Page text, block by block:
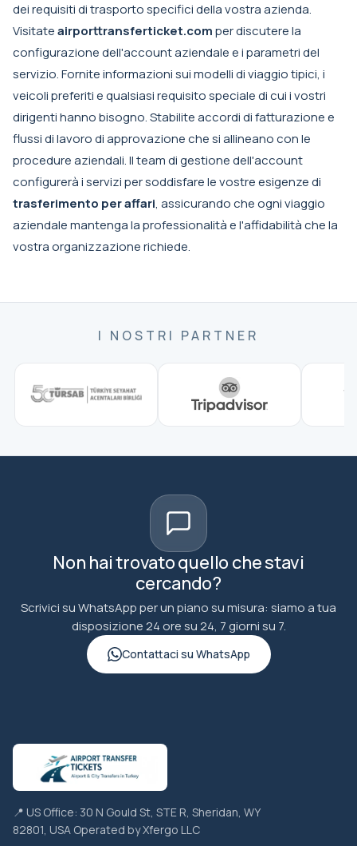
dei requisiti di trasporto specifici della vostra azienda.
Visitateairporttransferticket.comper discutere la
configurazione dell'account aziendale e i parametri del
servizio. Fornite informazioni sui modelli di viaggio tipici, i
veicoli preferiti e qualsiasi requisito speciale di cui i vostri
dirigenti hanno bisogno. Stabilite accordi di fatturazione e
flussi di lavoro di approvazione che si allineano con le
procedure aziendali. Il team di gestione dell'account
configurerà i servizi per soddisfare le vostre esigenze di
trasferimento per affari, assicurando che ogni viaggio
aziendale mantenga la professionalità e l'affidabilità che la
vostra organizzazione richiede.
I NOSTRI PARTNER
Non hai trovato quello che stavi
cercando?
Scrivici su WhatsApp per un piano su misura: siamo a tua
disposizione 24 ore su 24, 7 giorni su 7.
Contattaci su WhatsApp
📍 US Office: 30 N Gould St, STE R, Sheridan, WY
82801, USA Operated by Xfergo LLC